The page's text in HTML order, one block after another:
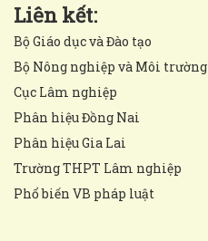
Liên kết:
Bộ Giáo dục và Đào tạo
Bộ Nông nghiệp và Môi trường
Cục Lâm nghiệp
Phân hiệu Đồng Nai
Phân hiệu Gia Lai
Trường THPT Lâm nghiệp
Phổ biến VB pháp luật